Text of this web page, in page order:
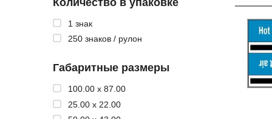
1 знак
250 знаков / рулон
Габаритные размеры
100.00 x 87.00
25.00 x 22.00